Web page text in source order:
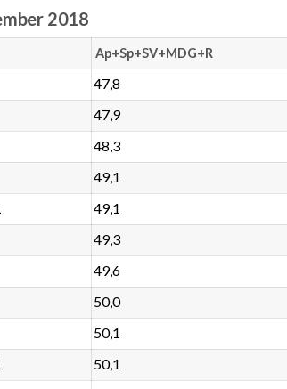
2018
Ap+Sp+SV+MDG+R
47,8
47,9
48,3
49,1
49,1
49,3
49,6
50,0
50,1
50,1